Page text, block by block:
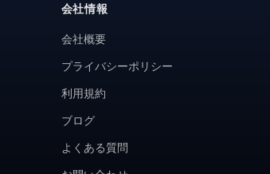
会社情報
会社概要
プライバシーポリシー
利用規約
ブログ
よくある質問